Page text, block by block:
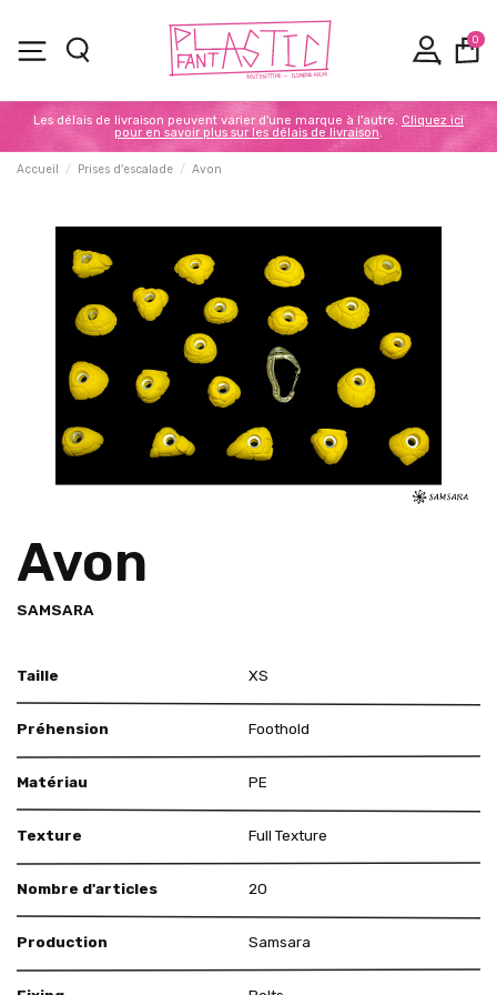
0
Les délais de livraison peuvent varier d'une marque à l'autre. Cliquez ici
pour en savoir plus sur les délais de livraison.
Accueil Prises d'escalade Avon
Avon
SAMSARA
Taille XS
Préhension Foothold
Matériau PE
Texture Full Texture
Nombre d'articles 20
Production Samsara